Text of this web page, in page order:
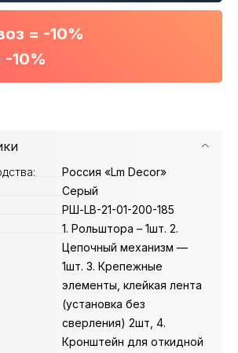
= -10%
-10%
Россия «Lm Decor»
Серый
РШ-LB-21-01-200-185
1. Рольштора – 1шт. 2.
Цепочный механизм —
1шт. 3. Крепежные
элементы, клейкая лента
(установка без
сверления) 2шт, 4.
Кронштейн для откидной